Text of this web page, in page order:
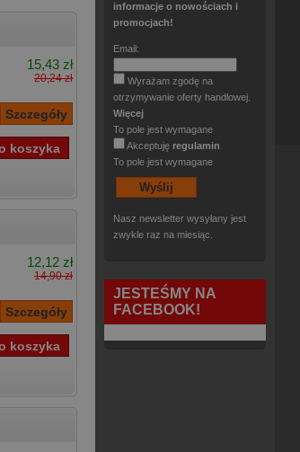
15,43 zł
20,24 zł
12,12 zł
14,90 zł
informacje o nowościach i
promocjach!
Email:
Wyrażam zgodę na
otrzymywanie oferty handlowej.
Więcej
To pole jest wymagane
Akceptuję regulamin
To pole jest wymagane
Nasz newsletter wysyłany jest
zwykle raz na miesiąc.
JESTEŚMY NA
FACEBOOK!